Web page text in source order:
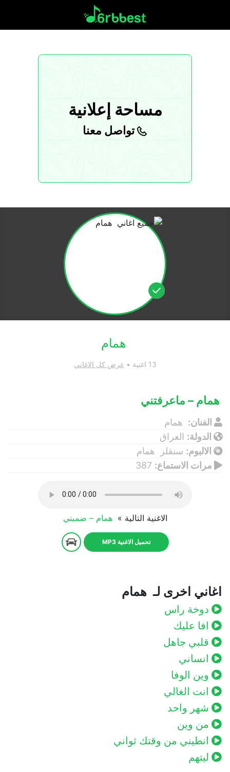
مساحة إعلانية
تواصل معنا
همام
13 اغنية • عرض كل الاغاني
همام – ماعرفتني
الفنان: همام
الدولة: العراق
الالبوم: سنقلز همام
مرات الاستماع:
الاغنية التالية » همام – ضميني
تحميل الاغنية MP3
اغاني اخرى لـ همام
دوخة راس
افا عليك
قلبي جاهل
انساني
وين الوفا
انت الغالي
شهر واحد
من وين
انطيني من وقتك ثواني
ليتهم